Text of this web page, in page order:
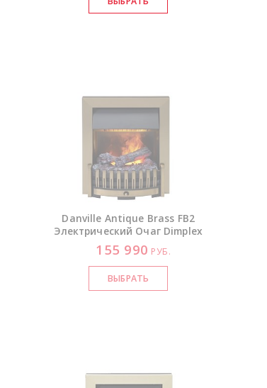
Danville Antique Brass FB2
Электрический Очаг Dimplex
155 990 РУБ.